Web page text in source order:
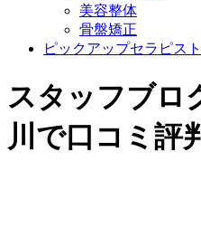
美容整体
骨盤矯正
ピックアップセラピスト
スタッフブロ
川で口コミ評